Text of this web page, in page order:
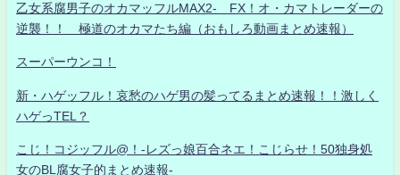
乙女系腐男子のオカマッフルMAX2- FX！オ・カマトレーダーの
逆襲！！ 極道のオカマたち編（おもしろ動画まとめ速報）
スーパーウンコ！
新・ハゲッフル！哀愁のハゲ男の髪ってるまとめ速報！！激しく
ハゲっTEL？
こじ！コジッフル@！-レズっ娘百合ネエ！こじらせ！50独身処
女のBL腐女子的まとめ速報-